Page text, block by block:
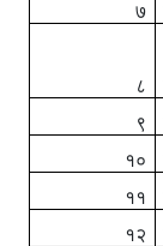
७
८
९
१०
११
१२